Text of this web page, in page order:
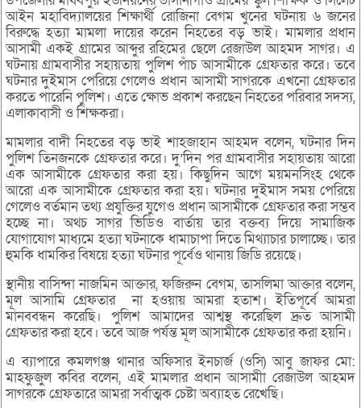
আইন মহাবিদ্যালয়ের শিক্ষার্থী রোজিনা বেগম খুনের ঘটনায় ৬ জনের
বিরুদ্ধে হত্যা মামলা দায়ের করেন নিহতের বড় ভাই। মামলার প্রধান
আসামী একই গ্রামের আব্দুর রহিমের ছেলে রেজাউল আহমদ সাগর। এ
ঘটনায় গ্রামবাসীর সহায়তায় পুলিশ পাঁচ আসামীকে গ্রেফতার করে। তবে
ঘটনার দুইমাস পেরিয়ে গেলেও প্রধান আসামী সাগরকে এখনো গ্রেফতার
করতে পারেনি পুলিশ। এতে ক্ষোভ প্রকাশ করছেন নিহতের পরিবার সদস্য,
এলাকাবাসী ও শিক্ষকরা।
মামলার বাদী নিহতের বড় ভাই শাহজাহান আহমদ বলেন, ঘটনার দিন
পুলিশ তিনজনকে গ্রেফতার করে। দু’দিন পর গ্রামবাসীর সহায়তায় আরো
এক আসামীকে গ্রেফতার করা হয়। কিছুদিন আগে ময়মনসিংহ থেকে
আরো এক আসামীকে গ্রেফতার করা হয়। ঘটনার দুইমাস সময় পেরিয়ে
গেলেও বর্তমান তথ্য প্রযুক্তির যুগেও প্রধান আসামীকে গ্রেফতার করা সম্ভব
হচ্ছে না। অথচ সাগর ভিডিও বার্তায় তার বক্তব্য দিয়ে সামাজিক
যোগাযোগ মাধ্যমে হত্যা ঘটনাকে ধামাচাপা দিতে মিথ্যাচার চালাচ্ছে। তার
হুমকি ধামকির বিষয়ে হত্যা ঘটনার পূর্বেও থানায় জিডি রয়েছে।
স্থানীয় বাসিন্দা নাজমিন আক্তার, ফজিরুন বেগম, তাসলিমা আক্তার বলেন,
মূল আসামি গ্রেফতার না হওয়ায় আমরা হতাশ। ইতিপূর্বে আমরা
মানববন্ধন করেছি। পুলিশ আমাদের আশ্বস্থ করেছিল দ্রুত আসামী
গ্রেফতার করা হবে। তবে আজ পর্যন্ত মূল আসামীকে গ্রেফতার করা হয়নি।
এ ব্যাপারে কমলগঞ্জ থানার অফিসার ইনচার্জ (ওসি) আবু জাফর মো:
মাহফুজুল কবির বলেন, এই মামলার প্রধান আসামীা রেজাউল আহমদ
সাগরকে গ্রেফতারে আমরা সর্বাত্মক চেষ্টা অব্যাহত রেখেছি।